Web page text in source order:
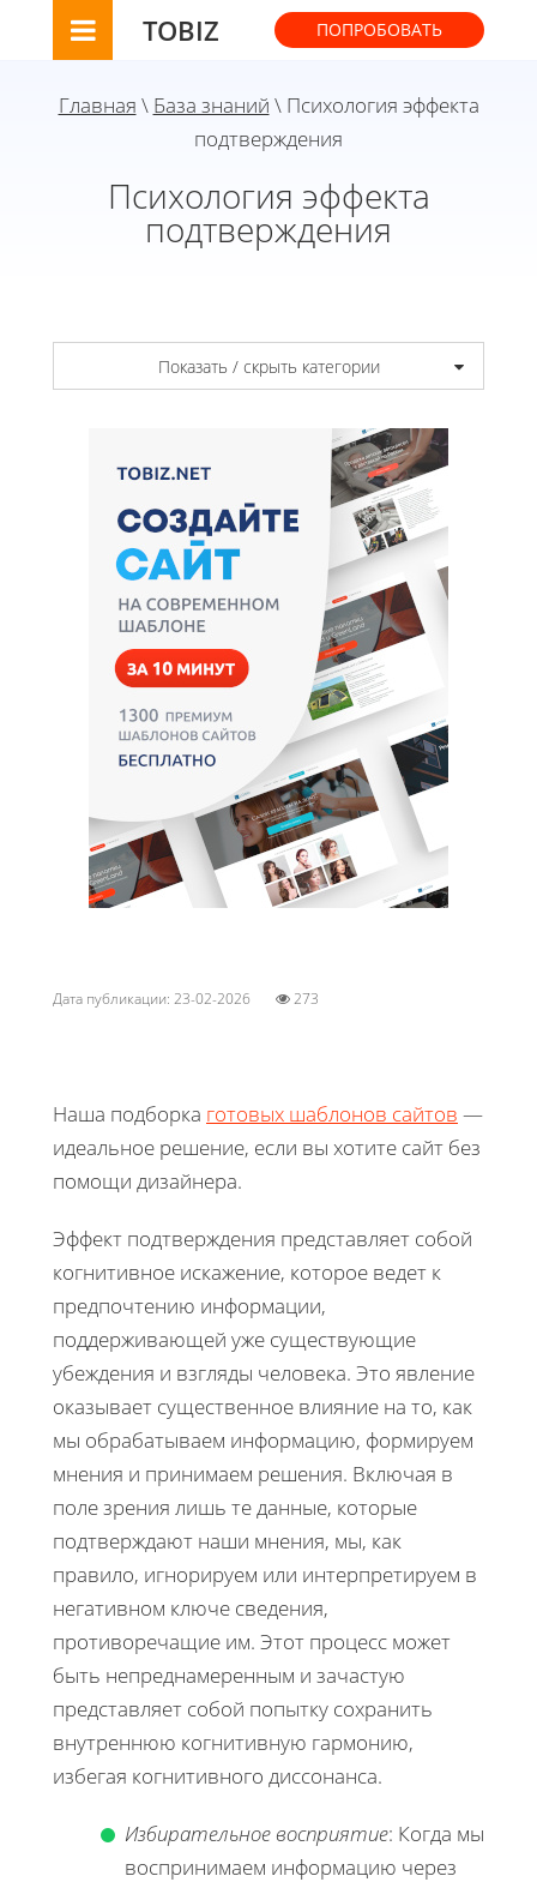
TOBIZ ПОПРОБОВАТЬ
Главная \ База знаний \ Психология эффекта
подтверждения
Психология эффекта
подтверждения
Показать / скрыть категории
Дата публикации: 23-02-2026 273
Наша подборка готовых шаблонов сайтов —
идеальное решение, если вы хотите сайт без
помощи дизайнера.
Эффект подтверждения представляет собой
когнитивное искажение, которое ведет к
предпочтению информации,
поддерживающей уже существующие
убеждения и взгляды человека. Это явление
оказывает существенное влияние на то, как
мы обрабатываем информацию, формируем
мнения и принимаем решения. Включая в
поле зрения лишь те данные, которые
подтверждают наши мнения, мы, как
правило, игнорируем или интерпретируем в
негативном ключе сведения,
противоречащие им. Этот процесс может
быть непреднамеренным и зачастую
представляет собой попытку сохранить
внутреннюю когнитивную гармонию,
избегая когнитивного диссонанса.
Избирательное восприятие: Когда мы
воспринимаем информацию через